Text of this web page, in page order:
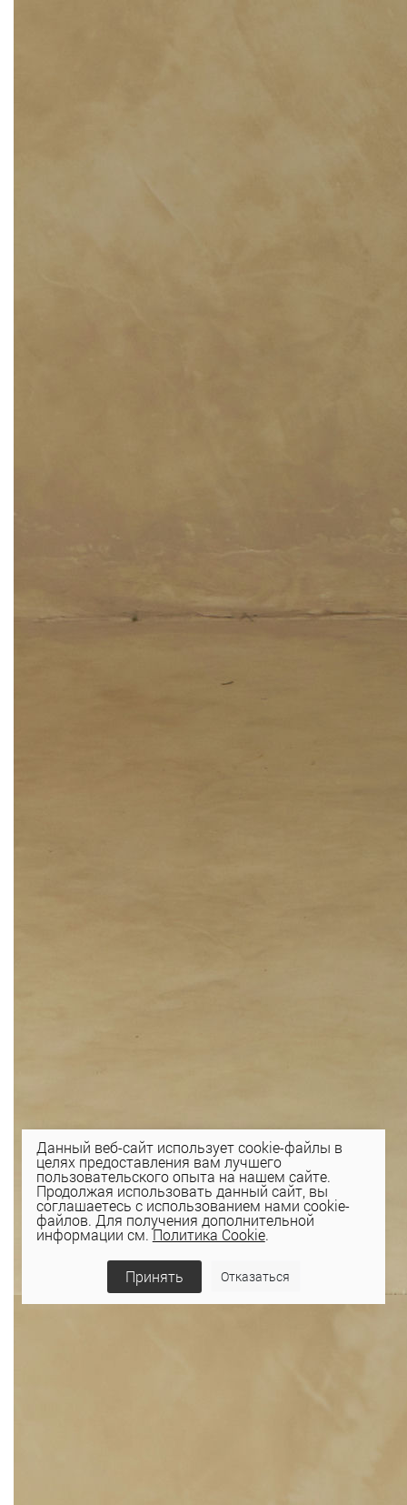
Данный веб-сайт использует cookie-файлы в
целях предоставления вам лучшего
пользовательского опыта на нашем сайте.
Продолжая использовать данный сайт, вы
соглашаетесь с использованием нами cookie-
файлов. Для получения дополнительной
информации см.Политика Cookie.
Принять Отказаться